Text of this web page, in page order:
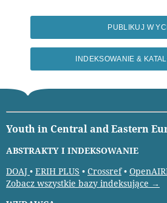
PUBLIKUJ W
INDEKSOWANIE &
Youth in Central and Eastern
ABSTRAKTY I INDEKSOWANIE
DOAJ • ERIH PLUS • Crossref•
Zobacz wszystkie bazy indeksujące →